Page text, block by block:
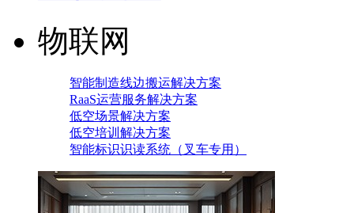
物联网
智能制造线边搬运解决方案
RaaS运营服务解决方案
低空场景解决方案
低空培训解决方案
智能标识识读系统（叉车专用）